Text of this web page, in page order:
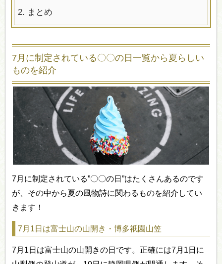
2. まとめ
7月に制定されている〇〇の日一覧から夏らしい
ものを紹介
7月に制定されている”〇〇の日”はたくさんあるのです
が、その中から夏の風物詩に関わるものを紹介してい
きます！
7月1日は富士山の山開き・博多祇園山笠
7月1日は富士山の山開きの日です。正確には7月1日に